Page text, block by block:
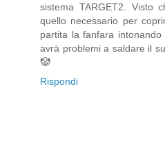
sistema TARGET2. Visto
quello necessario per
partita la fanfara
avrà problemi a saldare il
🤡
Rispondi